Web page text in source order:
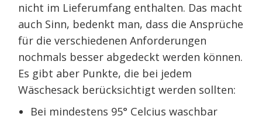
nicht im Lieferumfang enthalten. Das macht
auch Sinn, bedenkt man, dass die Ansprüche
für die verschiedenen Anforderungen
nochmals besser abgedeckt werden können.
Es gibt aber Punkte, die bei jedem
Wäschesack berücksichtigt werden sollten:
Bei mindestens 95° Celcius waschbar